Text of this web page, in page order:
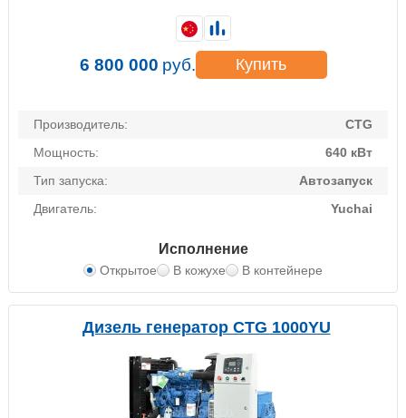
Производитель:
CTG
Мощность:
640 кВт
Тип запуска:
Автозапуск
Двигатель:
Yuchai
Исполнение
Открытое В кожухе В контейнере
6 800 000 руб. Купить
Дизель генератор CTG 1000YU